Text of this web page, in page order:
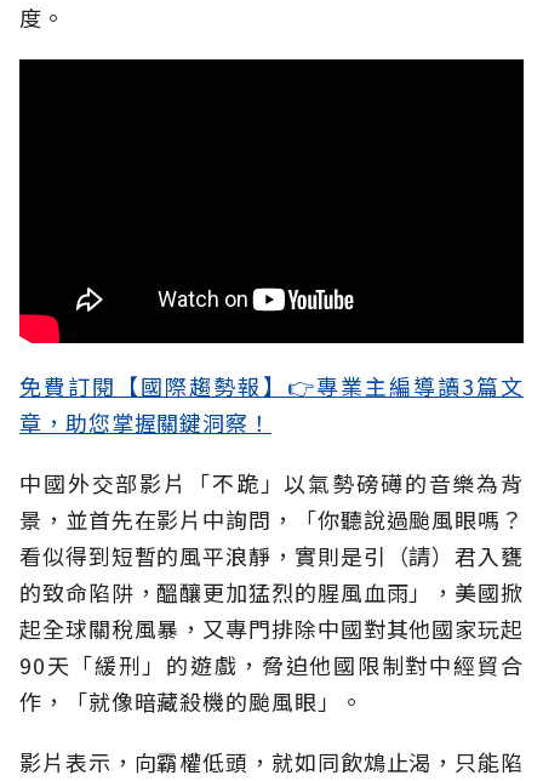
度。
免費訂閱【國際趨勢報】👉專業主編導讀3篇文
章，助您掌握關鍵洞察！
中國外交部影片「不跪」以氣勢磅礡的音樂為背
景，並首先在影片中詢問，「你聽說過颱風眼嗎？
看似得到短暫的風平浪靜，實則是引（請）君入甕
的致命陷阱，醞釀更加猛烈的腥風血雨」，美國掀
起全球關稅風暴，又專門排除中國對其他國家玩起
90天「緩刑」的遊戲，脅迫他國限制對中經貿合
作，「就像暗藏殺機的颱風眼」。
影片表示，向霸權低頭，就如同飲鴆止渴，只能陷